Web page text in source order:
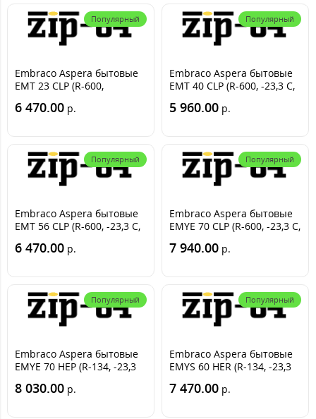
Популярный
Embraco Aspera бытовые
EMT 23 CLP (R-600,
6 470.00 р.
Популярный
Embraco Aspera бытовые
EMT 40 CLP (R-600, -23,3 С,
5 960.00 р.
Популярный
Embraco Aspera бытовые
EMT 56 CLP (R-600, -23,3 С,
6 470.00 р.
Популярный
Embraco Aspera бытовые
EMYE 70 CLP (R-600, -23,3 С,
7 940.00 р.
Популярный
Embraco Aspera бытовые
EMYE 70 HEP (R-134, -23,3
8 030.00 р.
Популярный
Embraco Aspera бытовые
EMYS 60 HER (R-134, -23,3
7 470.00 р.